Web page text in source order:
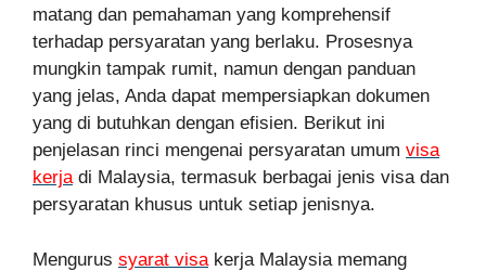
matang dan pemahaman yang komprehensif
terhadap persyaratan yang berlaku. Prosesnya
mungkin tampak rumit, namun dengan panduan
yang jelas, Anda dapat mempersiapkan dokumen
yang di butuhkan dengan efisien. Berikut ini
penjelasan rinci mengenai persyaratan umum visa
kerjadi Malaysia, termasuk berbagai jenis visa dan
persyaratan khusus untuk setiap jenisnya.
Mengurus syarat visa kerja Malaysia memang